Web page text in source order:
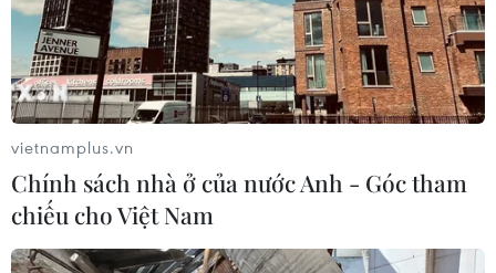
vietnamplus.vn
Chính sách nhà ở của nước Anh - Góc tham
chiếu cho Việt Nam